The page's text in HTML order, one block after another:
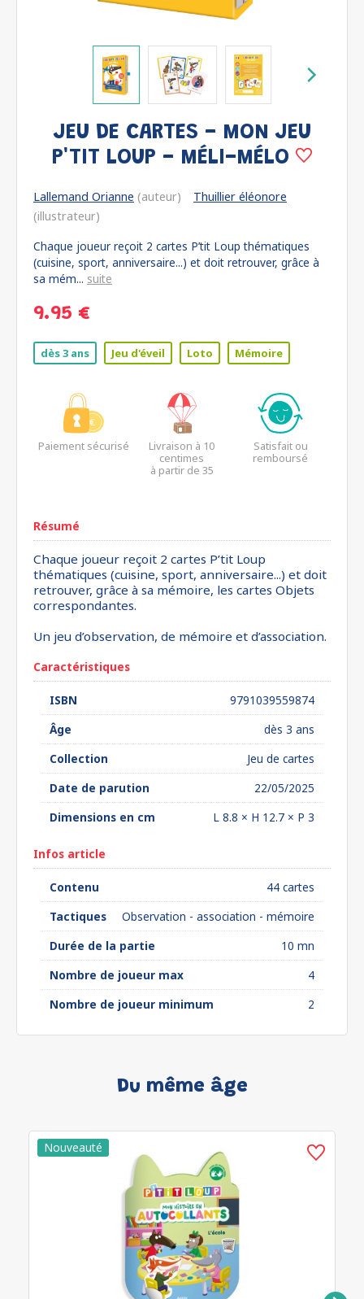
JEU DE CARTES - MON JEU
P'TIT LOUP - MÉLI-MÉLO
Lallemand Orianne (auteur)
Thuillier éléonore
(illustrateur)
Chaque joueur reçoit 2 cartes P’tit Loup thématiques
(cuisine, sport, anniversaire...) et doit retrouver, grâce à
sa mém... suite
9.95 €
dès 3 ans Jeu d'éveil Loto Mémoire
Paiement sécurisé
Livraison à 10
centimes
à partir de 35
Satisfait ou
remboursé
Résumé
Chaque joueur reçoit 2 cartes P’tit Loup
thématiques (cuisine, sport, anniversaire...) et doit
retrouver, grâce à sa mémoire, les cartes Objets
correspondantes.
Un jeu d’observation, de mémoire et d’association.
Caractéristiques
ISBN
9791039559874
Âge
dès 3 ans
Collection
Jeu de cartes
Date de parution
22/05/2025
Dimensions en cm
L 8.8 × H 12.7 × P 3
Infos article
Contenu
44 cartes
Tactiques
Observation - association - mémoire
Durée de la partie
10 mn
Nombre de joueur max
4
Nombre de joueur minimum
2
Du même âge